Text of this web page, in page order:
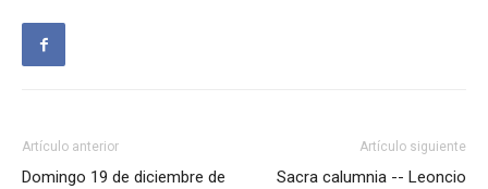
Artículo anterior
Domingo 19 de diciembre de
Artículo siguiente
Sacra calumnia -- Leoncio